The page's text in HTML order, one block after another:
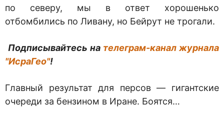
по северу, мы в ответ хорошенько
отбомбились по Ливану, но Бейрут не трогали.
Подписывайтесь на телеграм-канал журнала
"ИсраГео"!
Главный результат для персов — гигантские
очереди за бензином в Иране. Боятся…